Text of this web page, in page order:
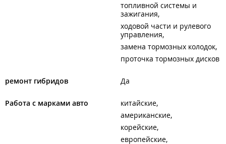
топливной системы и
зажигания
ходовой части и рулевого
управления
замена тормозных колодок
проточка тормозных дисков
ремонт гибридов Да
Работа с марками авто
китайские
американские
корейские
европейские